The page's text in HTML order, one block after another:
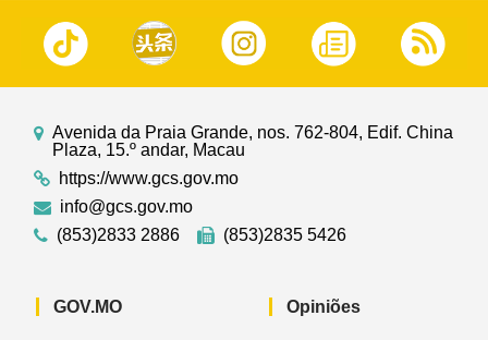
Avenida da Praia Grande, nos. 762-804, Edif. China
Plaza, 15.º andar, Macau
https://www.gcs.gov.mo
info@gcs.gov.mo
(853)2833 2886
(853)2835 5426
GOV.MO Opiniões